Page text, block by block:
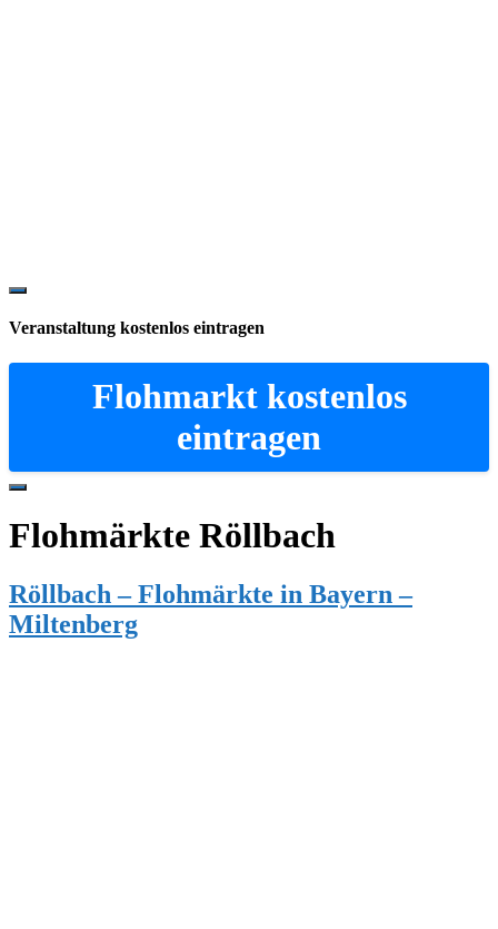
Show
Content
Veranstaltung kostenlos eintragen
Flohmarkt kostenlos
eintragen
Hide
Content
Flohmärkte Röllbach
Röllbach – Flohmärkte in Bayern –
Miltenberg